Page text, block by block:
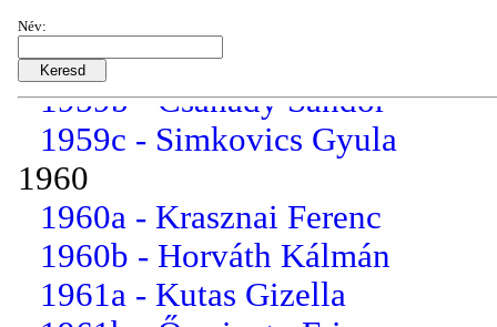
Név:1958b - Őrszigethy Frigyes
1959a - Sátory Jenőné
1959b - Csanády Sándor
1959c - Simkovics Gyula
1960
1960a - Krasznai Ferenc
1960b - Horváth Kálmán
1961a - Kutas Gizella